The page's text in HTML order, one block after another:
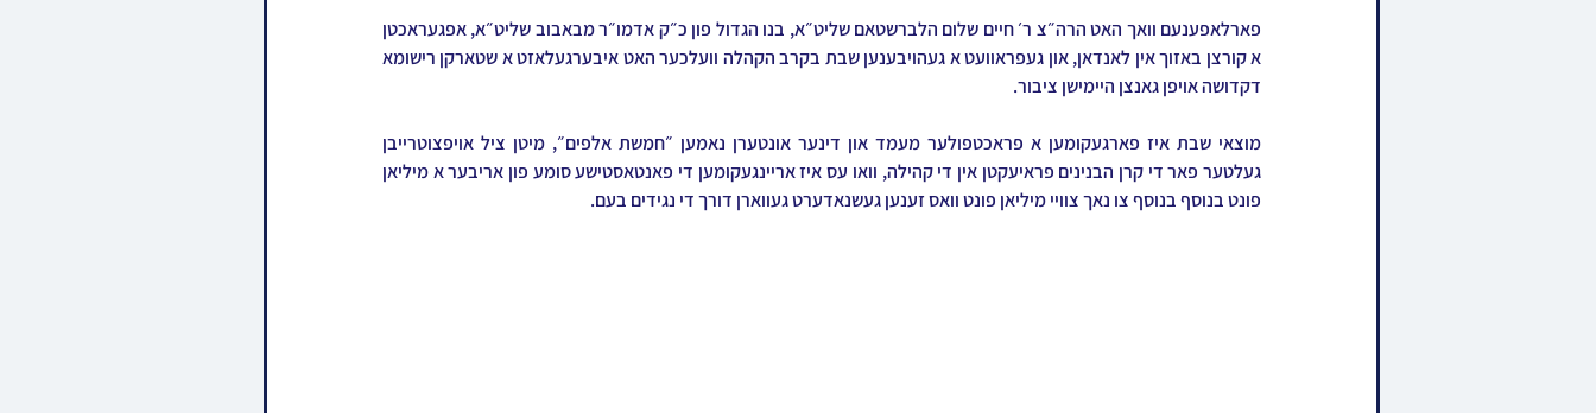
דקדושה אויפן גאנצן היימישן ציבור.
פונט בנוסף בנוסף צו נאך צוויי מיליאן פונט וואס זענען געשנאדערט געווארן דורך די נגידים בעם.